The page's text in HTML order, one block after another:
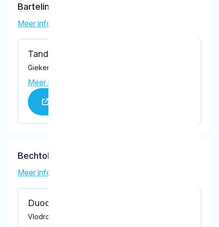
Bartelink-Jedrzejowska, K.M.
Meer informatie tandarts
Tandartspraktijk Giekerkstraat
Giekerkstraat 69, Tilburg 5043 MX
Meer informatie praktijk
Bechtold, M.V.
Meer informatie tandarts
Duodentis Mondzorg
Vlodropstraat 8, Tilburg 5036 VR